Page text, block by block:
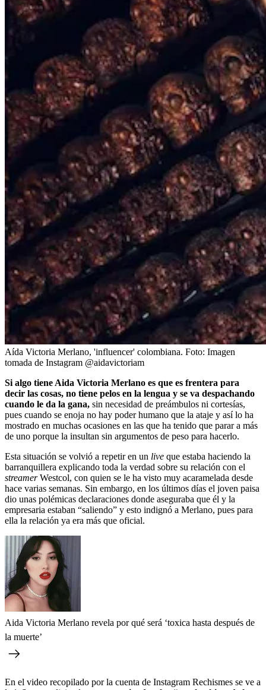
Aída Victoria Merlano, 'influencer' colombiana. Foto: Imagen
tomada de Instagram @aidavictoriam
Si algo tiene Aida Victoria Merlano es que es frentera para
decir las cosas, no tiene pelos en la lengua y se va despachando
cuando le da la gana, sin necesidad de preámbulos ni cortesías,
pues cuando se enoja no hay poder humano que la ataje y así lo ha
mostrado en muchas ocasiones en las que ha tenido que parar a más
de uno porque la insultan sin argumentos de peso para hacerlo.
Esta situación se volvió a repetir en un live que estaba haciendo la
barranquillera explicando toda la verdad sobre su relación con el
streamerWestcol, con quien se le ha visto muy acaramelada desde
hace varias semanas. Sin embargo, en los últimos días el joven paisa
dio unas polémicas declaraciones donde aseguraba que él y la
empresaria estaban “saliendo” y esto indignó a Merlano, pues para
ella la relación ya era más que oficial.
Aida Victoria Merlano revela por qué será ‘toxica hasta después de
la muerte’
En el video recopilado por la cuenta de Instagram Rechismes se ve a